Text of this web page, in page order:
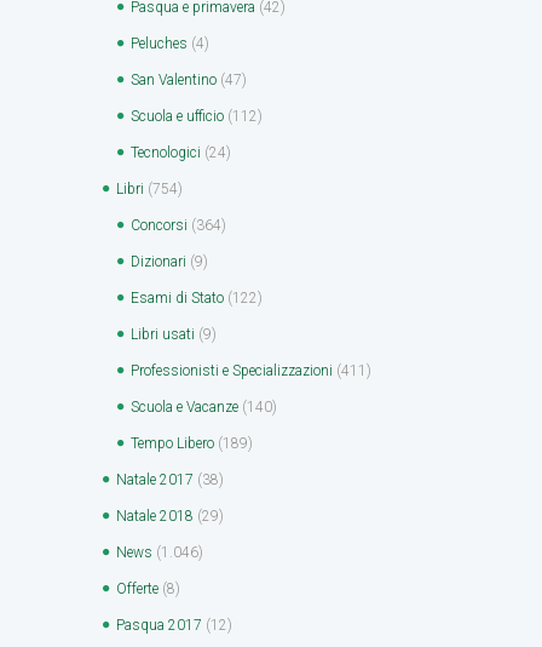
Pasqua e primavera (42)
Peluches (4)
San Valentino (47)
Scuola e ufficio (112)
Tecnologici (24)
Libri (754)
Concorsi (364)
Dizionari (9)
Esami di Stato (122)
Libri usati (9)
Professionisti e Specializzazioni (411)
Scuola e Vacanze (140)
Tempo Libero (189)
Natale 2017 (38)
Natale 2018 (29)
News (1.046)
Offerte (8)
Pasqua 2017 (12)